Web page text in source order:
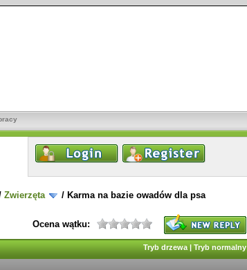
Zwierzęta / Karma na bazie owadów dla psa
Ocena wątku:
Tryb drzewa | Tryb normalny